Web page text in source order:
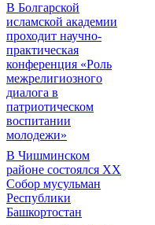
В Болгарской
исламской академии
проходит научно-
практическая
конференция «Роль
межрелигиозного
диалога в
патриотическом
воспитании
молодежи»
В Чишминском
районе состоялся XX
Собор мусульман
Республики
Башкортостан